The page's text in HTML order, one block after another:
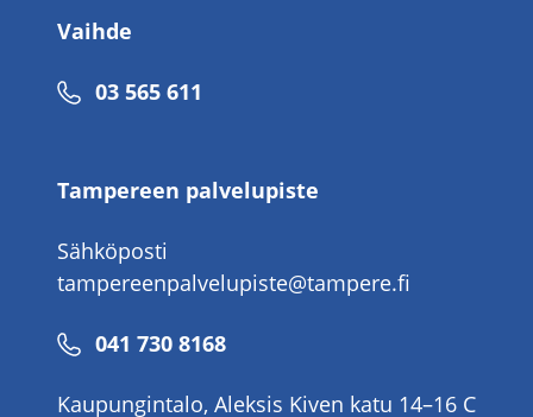
Vaihde
Puhelinnumero
03 565 611
Tampereen palvelupiste
Sähköposti
tampereenpalvelupiste@tampere.fi
Puhelinnumero
041 730 8168
Kaupungintalo, Aleksis Kiven katu 14–16 C